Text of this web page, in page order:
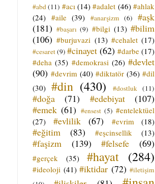
#abd (11) #acı (14) #adalet (46) #ahlak
(24) #aile (39) #anarşizm (6)
#aşk
(181) #başarı (9) #bilgi (13) #bilim
(106) #burjuvazi (13) #cehalet (17)
#cesaret(9) #cinayet (62) #darbe (17)
#deha (35) #demokrasi (26) #devlet
(90) #devrim (40) #diktatör (36) #dil
(30) #din (430) #dostluk (11)
#doğa (71) #edebiyat
(107)
#emek (61) #ensest (5) #entelektüel
(27)
#evlilik (67) #evrim (18)
#eğitim (83) #eşcinsellik (13)
#faşizm (139) #felsefe (69)
#gerçek (35) #hayat (284)
#ideoloji (41) #iktidar (72) #iletişim